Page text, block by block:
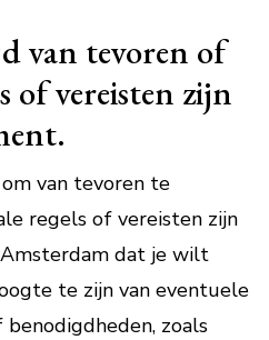
van tevoren of
of vereisten zijn
van tevoren te
regels of vereisten zijn
dat je wilt
te zijn van eventuele
zoals